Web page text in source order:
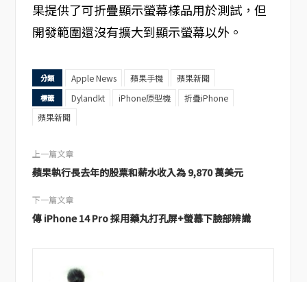
果提供了可折疊顯示螢幕樣品用於測試，但
開發範圍還沒有擴大到顯示螢幕以外。
分類 Apple News 蘋果手機 蘋果新聞
標籤 Dylandkt iPhone原型機
折疊iPhone
蘋果新聞
上一篇文章
蘋果執行長去年的股票和薪水收入為 9,870 萬美元
下一篇文章
傳 iPhone 14 Pro 採用藥丸打孔屏+螢幕下臉部辨識